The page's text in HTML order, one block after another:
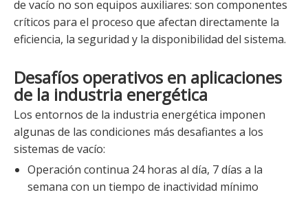
de vacío no son equipos auxiliares: son componentes
críticos para el proceso que afectan directamente la
eficiencia, la seguridad y la disponibilidad del sistema.
Desafíos operativos en aplicaciones
de la industria energética
Los entornos de la industria energética imponen
algunas de las condiciones más desafiantes a los
sistemas de vacío:
Operación continua 24 horas al día, 7 días a la
semana con un tiempo de inactividad mínimo